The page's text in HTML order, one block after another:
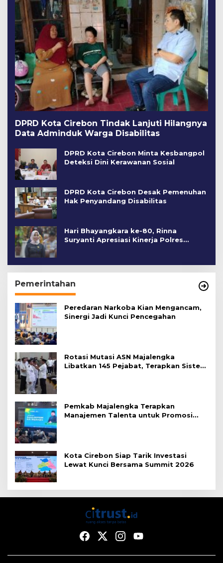
DPRD Kota Cirebon Tindak Lanjuti Hilangnya
Data Adminduk Warga Disabilitas
DPRD Kota Cirebon Minta Kesbangpol
Deteksi Dini Kerawanan Sosial
DPRD Kota Cirebon Desak Pemenuhan
Hak Penyandang Disabilitas
Hari Bhayangkara ke-80, Rinna
Suryanti Apresiasi Kinerja Polres
Pemerintahan
Peredaran Narkoba Kian Mengancam,
Sinergi Jadi Kunci Pencegahan
Rotasi Mutasi ASN Majalengka
Libatkan 145 Pejabat, Terapkan Sistem
Pemkab Majalengka Terapkan
Manajemen Talenta untuk Promosi
Kota Cirebon Siap Tarik Investasi
Lewat Kunci Bersama Summit 2026